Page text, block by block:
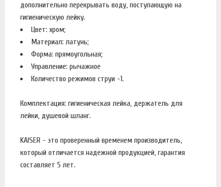
дополнительно перекрывать воду, поступающую на
гигиеническую лейку.
Цвет: хром;
Материал: латунь;
Форма: прямоугольная;
Управление: рычажное
Количество режимов струи -1.
Комплектация: гигиеническая лейка, держатель для
лейки, душевой шланг.
KAISER - это проверенный временем производитель,
который отличается надежной продукцией, гарантия
составляет 5 лет.